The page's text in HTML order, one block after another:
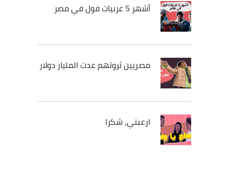
أشهر 5 عربيات فول في مصر
مصريين ثروتهم عدت المليار دولار
ارعبني, شكرا